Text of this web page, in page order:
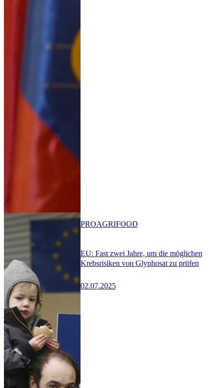
EU: Fast zwei Jahre, um die möglichen
Krebsrisiken von Glyphosat zu prüfen
02.07.2025
PROAGRIFOOD